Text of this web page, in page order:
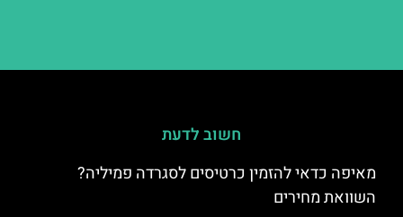
חשוב לדעת
מאיפה כדאי להזמין כרטיסים לסגרדה פמיליה?
השוואת מחירים